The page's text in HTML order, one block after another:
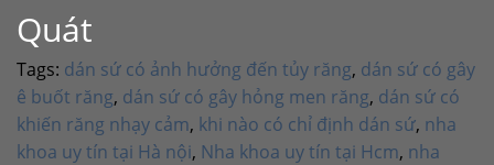
Quát
Tags: dán sứ có ảnh hưởng đến tủy răng, dán sứ có gây
ê buốt răng, dán sứ có gây hỏng men răng, dán sứ có
khiến răng nhạy cảm, khi nào có chỉ định dán sứ, nha
khoa uy tín tại Hà nội, Nha khoa uy tín tại Hcm, nha